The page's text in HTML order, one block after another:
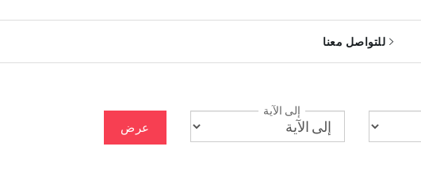
للتواصل معنا
إلى الآية
عرض